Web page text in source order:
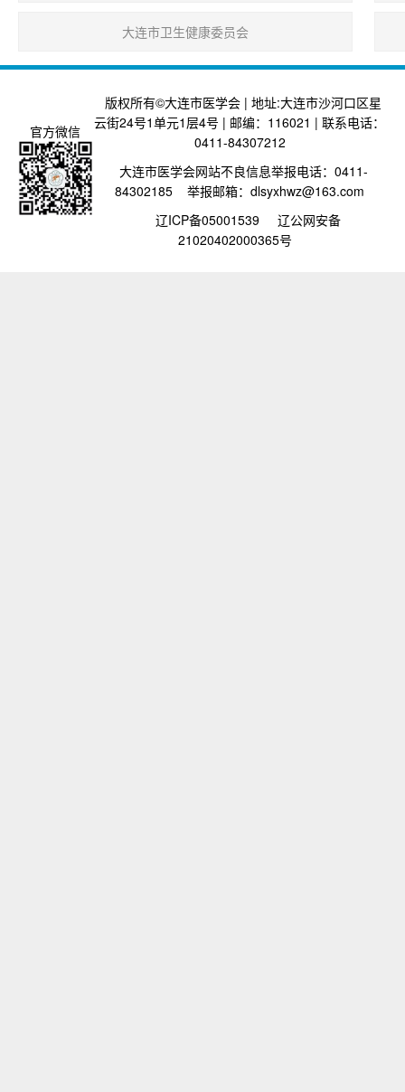
大连市卫生健康委员会
官方微信
版权所有©大连市医学会 | 地址:大连市沙河口区星
云街24号1单元1层4号 | 邮编：116021 | 联系电话：
0411-84307212
大连市医学会网站不良信息举报电话：0411-
84302185 举报邮箱：dlsyxhwz@163.com
辽ICP备05001539
辽公网安备
21020402000365号